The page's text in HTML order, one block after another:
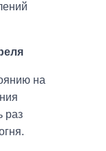
на
раз